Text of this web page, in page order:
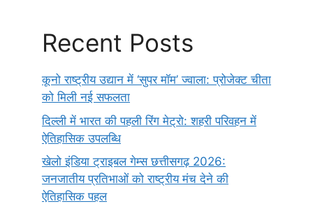
Recent Posts
कूनो राष्ट्रीय उद्यान में ‘सुपर मॉम’ ज्वाला: प्रोजेक्ट चीता
को मिली नई सफलता
दिल्ली में भारत की पहली रिंग मेट्रो: शहरी परिवहन में
ऐतिहासिक उपलब्धि
खेलो इंडिया ट्राइबल गेम्स छत्तीसगढ़ 2026:
जनजातीय प्रतिभाओं को राष्ट्रीय मंच देने की
ऐतिहासिक पहल